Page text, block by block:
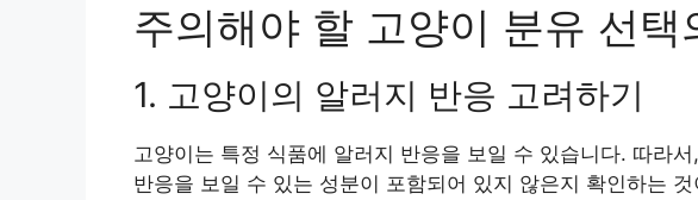
주의해야 할 고양이 분유 선택
1. 고양이의 알러지 반응 고려하기
고양이는 특정 식품에 알러지 반응을 보일 수 있습니다. 따라
반응을 보일 수 있는 성분이 포함되어 있지 않은지 확인하는